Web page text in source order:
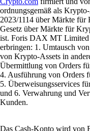
ordnungsgemäß als
2023/1114 über Märkte für
Gesetz über Märkte für
ist. Foris DAX MT Limited
erbringen: 1. Umtausch
von Krypto-Assets in
Übermittlung von Orders
4. Ausführung von Orders
5. Überweisungsservices
und 6. Verwahrung und
Kunden.
Das Cash-Konto wird von